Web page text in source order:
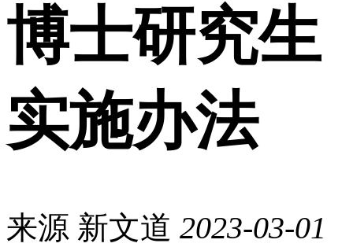
博士研究生
实施办法
来源 新文道 2023-03-01